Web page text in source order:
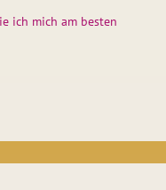
ich mich am besten